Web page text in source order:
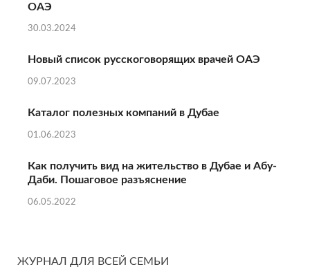
ОАЭ
30.03.2024
Новый список русскоговорящих врачей ОАЭ
09.07.2023
Каталог полезных компаний в Дубае
01.06.2023
Как получить вид на жительство в Дубае и Абу-
Даби. Пошаговое разъяснение
06.05.2022
ЖУРНАЛ ДЛЯ ВСЕЙ СЕМЬИ